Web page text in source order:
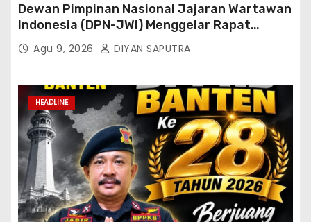
Dewan Pimpinan Nasional Jajaran Wartawan
Indonesia (DPN-JWI) Menggelar Rapat
Konsolidasi Dan Restrukturisasi Di Jakarta
Agu 9, 2026 DIYAN SAPUTRA
HEADLINE